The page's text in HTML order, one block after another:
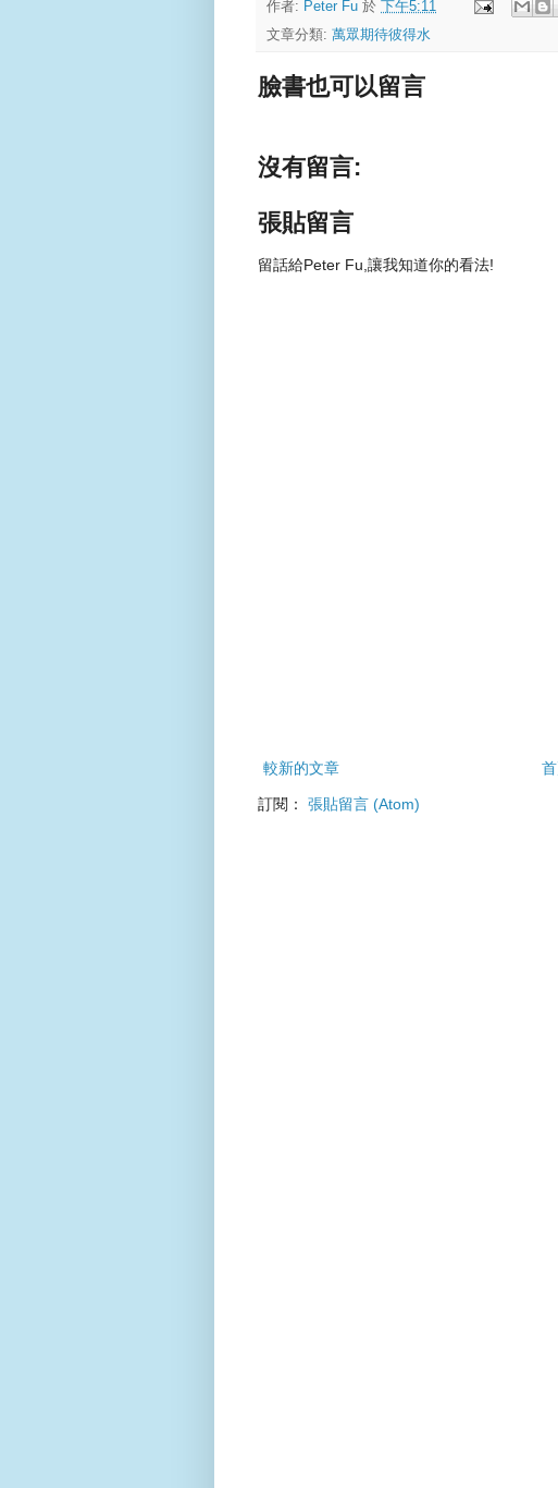
作者: Peter Fu 於 下午5:11
文章分類: 萬眾期待彼得水
臉書也可以留言
沒有留言:
張貼留言
留話給Peter Fu,讓我知道你的看法!
較新的文章
訂閱： 張貼留言 (Atom)